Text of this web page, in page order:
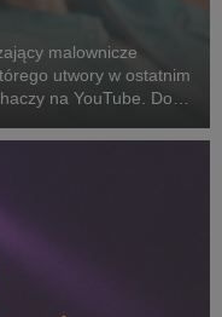
malownicze
utwory w ostatnim
na YouTube. Do